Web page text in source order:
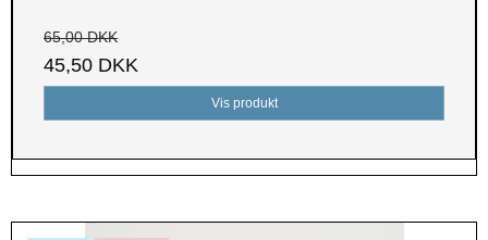
65,00 DKK
45,50 DKK
Vis produkt